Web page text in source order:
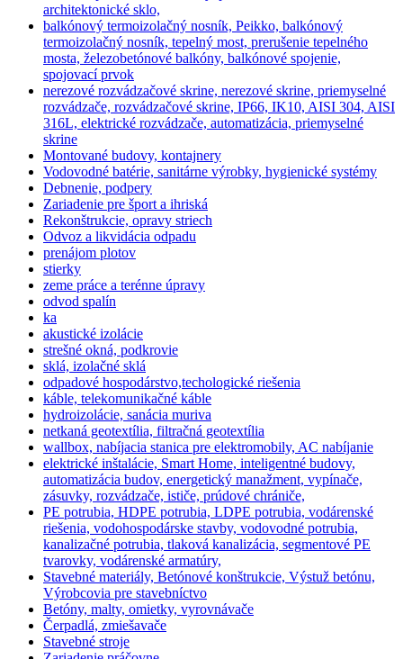
architektonické sklo,
balkónový termoizolačný nosník, Peikko, balkónový
termoizolačný nosník, tepelný most, prerušenie tepelného
mosta, železobetónové balkóny, balkónové spojenie,
spojovací prvok
nerezové rozvádzačové skrine, nerezové skrine, priemyselné
rozvádzače, rozvádzačové skrine, IP66, IK10, AISI 304, AISI
316L, elektrické rozvádzače, automatizácia, priemyselné
skrine
Montované budovy, kontajnery
Vodovodné batérie, sanitárne výrobky, hygienické systémy
Debnenie, podpery
Zariadenie pre šport a ihriská
Rekonštrukcie, opravy striech
Odvoz a likvidácia odpadu
prenájom plotov
stierky
zeme práce a terénne úpravy
odvod spalín
ka
akustické izolácie
strešné okná, podkrovie
sklá, izolačné sklá
odpadové hospodárstvo,techologické riešenia
káble, telekomunikačné káble
hydroizolácie, sanácia muriva
netkaná geotextília, filtračná geotextília
wallbox, nabíjacia stanica pre elektromobily, AC nabíjanie
elektrické inštalácie, Smart Home, inteligentné budovy,
automatizácia budov, energetický manažment, vypínače,
zásuvky, rozvádzače, ističe, prúdové chrániče,
PE potrubia, HDPE potrubia, LDPE potrubia, vodárenské
riešenia, vodohospodárske stavby, vodovodné potrubia,
kanalizačné potrubia, tlaková kanalizácia, segmentové PE
tvarovky, vodárenské armatúry,
Stavebné materiály, Betónové konštrukcie, Výstuž betónu,
Výrobcovia pre stavebníctvo
Betóny, malty, omietky, vyrovnávače
Čerpadlá, zmiešavače
Stavebné stroje